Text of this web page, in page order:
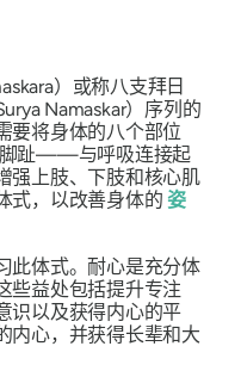
）或称八支拜日
Namaskar）序列的
要将身体的八个部位
趾——与呼吸连接起
强上肢、下肢和核心肌
式，以改善身体的姿
此体式。耐心是充分体
些益处包括提升专注
识以及获得内心的平
内心，并获得长辈和大